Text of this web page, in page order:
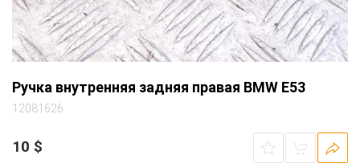
Ручка внутренняя задняя правая BMW E53
12081626
10 $